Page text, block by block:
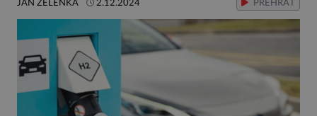
JAN ZELENKA 2.12.2024 PŘEHRÁT